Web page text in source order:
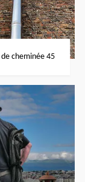
de cheminée 45